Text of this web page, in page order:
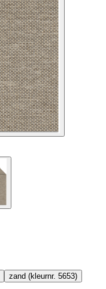
zand (kleurnr. 5653)